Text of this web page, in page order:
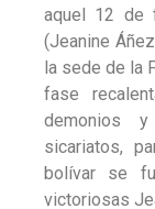
aquel 12 de
(Jeanine
la sede de la
fase
demonios y
sicariatos,
bolívar se
victoriosas